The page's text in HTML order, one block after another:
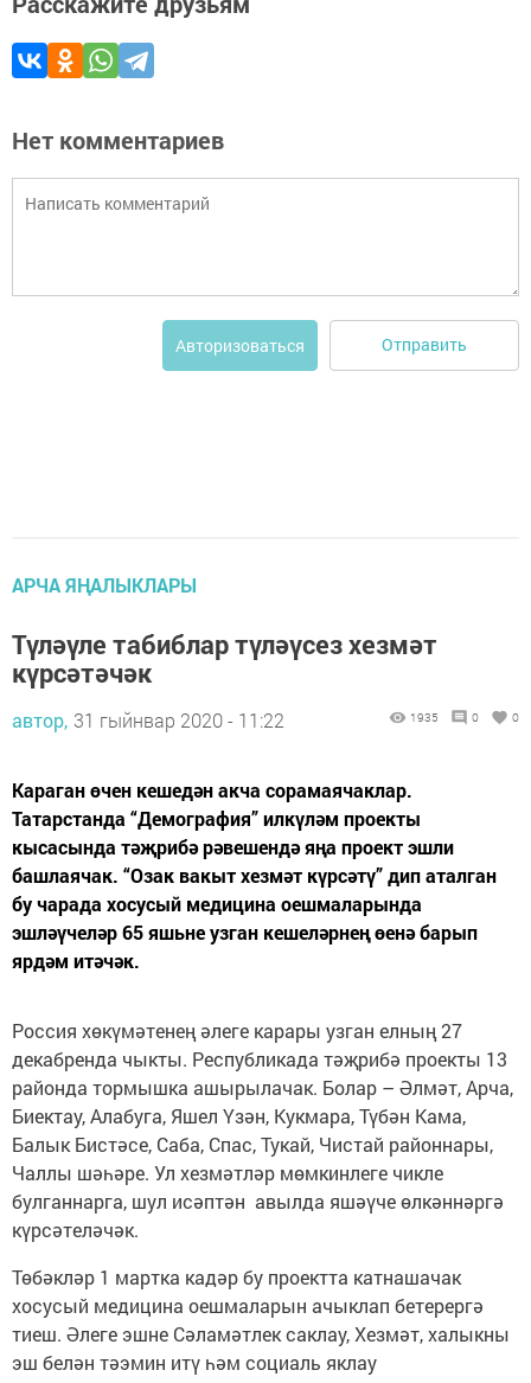
Нет комментариев
Авторизоваться Отправить
АРЧА ЯҢАЛЫКЛАРЫ
Түләүле табиблар түләүсез хезмәт
күрсәтәчәк
автор, 31 гыйнвар 2020 - 11:22 1935 0 0
Караган өчен кешедән акча сорамаячаклар.
Татарстанда “Демография” илкүләм проекты
кысасында тәҗрибә рәвешендә яңа проект эшли
башлаячак. “Озак вакыт хезмәт күрсәтү” дип аталган
бу чарада хосусый медицина оешмаларында
эшләүчеләр 65 яшьне узган кешеләрнең өенә барып
ярдәм итәчәк.
Россия хөкүмәтенең әлеге карары узган елның 27
декабренда чыкты. Республикада тәҗрибә проекты 13
районда тормышка ашырылачак. Болар – Әлмәт, Арча,
Биектау, Алабуга, Яшел Үзән, Кукмара, Түбән Кама,
Балык Бистәсе, Саба, Спас, Тукай, Чистай районнары,
Чаллы шәһәре. Ул хезмәтләр мөмкинлеге чикле
булганнарга, шул исәптән авылда яшәүче өлкәннәргә
күрсәтеләчәк.
Төбәкләр 1 мартка кадәр бу проектта катнашачак
хосусый медицина оешмаларын ачыклап бетерергә
тиеш. Әлеге эшне Сәламәтлек саклау, Хезмәт, халыкны
эш белән тәэмин итү һәм социаль яклау